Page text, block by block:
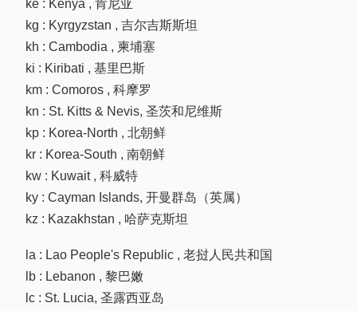
ke : Kenya , 肯尼亚
kg : Kyrgyzstan , 吉尔吉斯斯坦
kh : Cambodia , 柬埔塞
ki : Kiribati , 基里巴斯
km : Comoros , 科摩罗
kn : St. Kitts & Nevis, 圣茨和尼维斯
kp : Korea-North , 北朝鲜
kr : Korea-South , 南朝鲜
kw : Kuwait , 科威特
ky : Cayman Islands, 开曼群岛（英属）
kz : Kazakhstan , 哈萨克斯坦
la : Lao People's Republic , 老挝人民共和国
lb : Lebanon , 黎巴嫩
lc : St. Lucia, 圣露西亚岛